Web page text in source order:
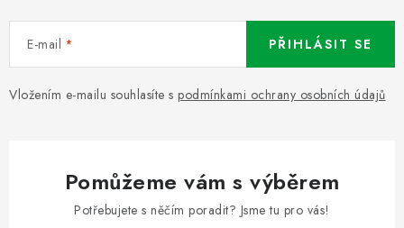
E-mail
Vložením e-mailu souhlasíte s podmínkami ochrany osobních údajů
PŘIHLÁSIT SE
Pomůžeme vám s výběrem
Potřebujete s něčím poradit? Jsme tu pro vás!